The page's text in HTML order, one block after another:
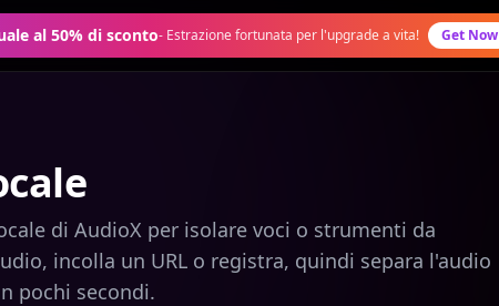
al 50% di sconto- Estrazione fortunata per l'upgrade a vita! Get Now
di AudioX per isolare voci o strumenti da
incolla un URL o registra, quindi separa l'audio
pochi secondi.